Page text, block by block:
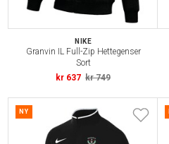
NIKE
Granvin IL Full-Zip Hettegenser
Sort
kr 637 kr 749
NY